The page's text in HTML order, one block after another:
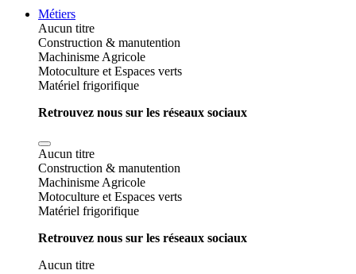
Métiers
Aucun titre
Construction & manutention
Machinisme Agricole
Motoculture et Espaces verts
Matériel frigorifique
Retrouvez nous sur les réseaux sociaux
Aucun titre
Construction & manutention
Machinisme Agricole
Motoculture et Espaces verts
Matériel frigorifique
Retrouvez nous sur les réseaux sociaux
Aucun titre